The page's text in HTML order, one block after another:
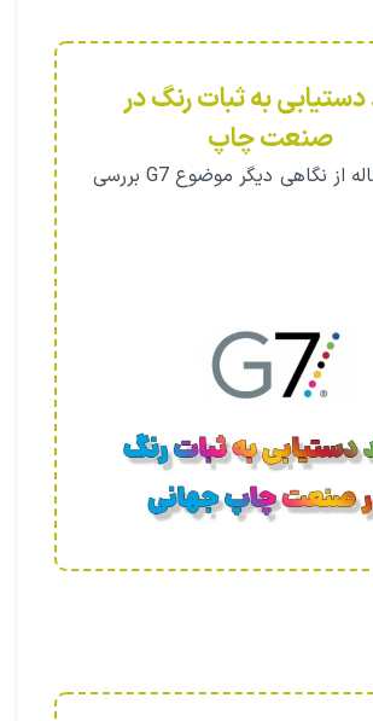
دستیابی به ثبات رنگ در
صنعت چاپ
در این مقاله از نگاهی دیگر موضوع G7 بررسی